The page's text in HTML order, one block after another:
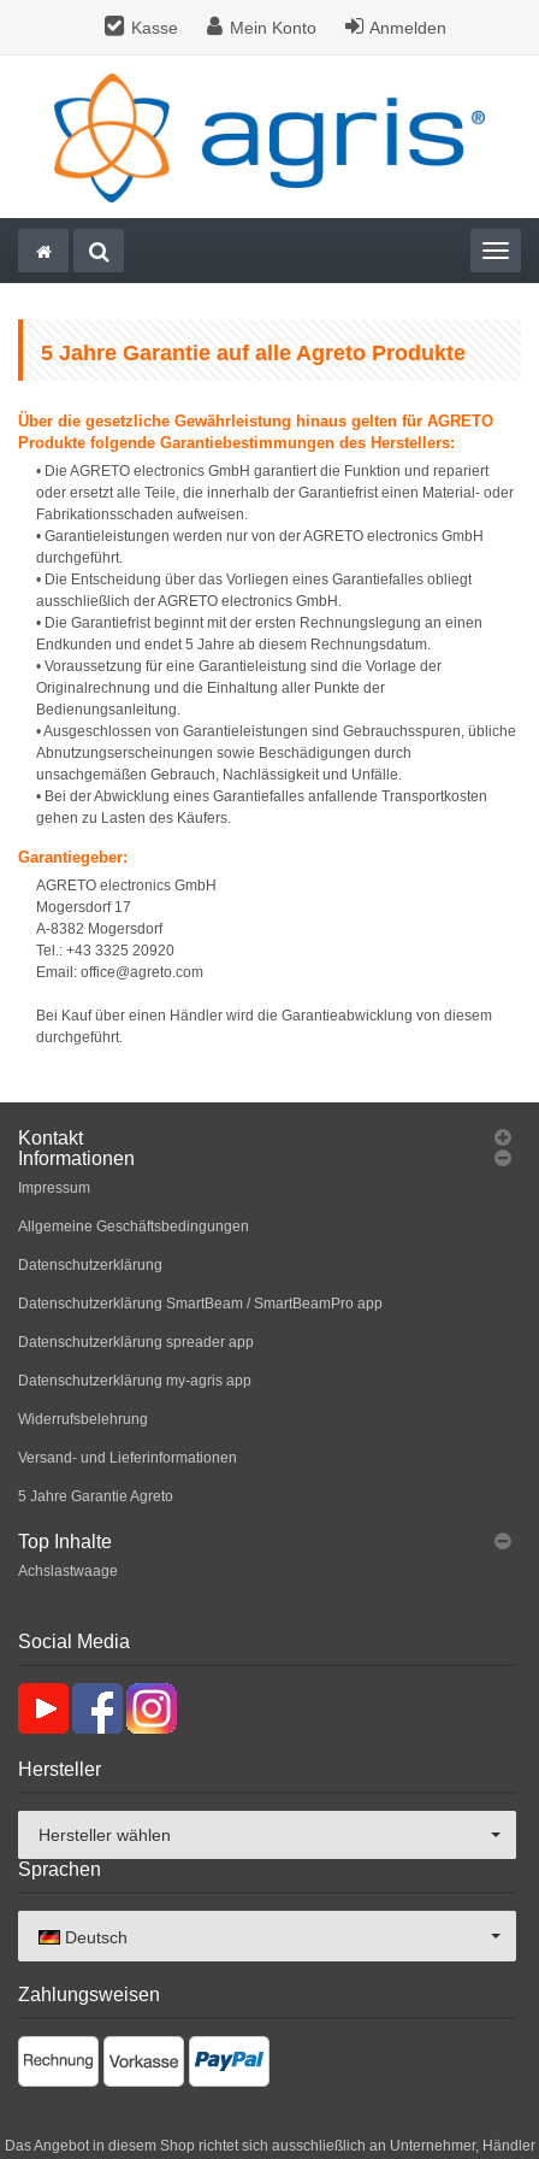
Kasse Mein Konto Anmelden
5 Jahre Garantie auf alle Agreto Produkte
Über die gesetzliche Gewährleistung hinaus gelten für AGRETO
Produkte folgende Garantiebestimmungen des Herstellers:
• Die AGRETO electronics GmbH garantiert die Funktion und repariert
oder ersetzt alle Teile, die innerhalb der Garantiefrist einen Material- oder
Fabrikationsschaden aufweisen.
• Garantieleistungen werden nur von der AGRETO electronics GmbH
durchgeführt.
• Die Entscheidung über das Vorliegen eines Garantiefalles obliegt
ausschließlich der AGRETO electronics GmbH.
• Die Garantiefrist beginnt mit der ersten Rechnungslegung an einen
Endkunden und endet 5 Jahre ab diesem Rechnungsdatum.
• Voraussetzung für eine Garantieleistung sind die Vorlage der
Originalrechnung und die Einhaltung aller Punkte der
Bedienungsanleitung.
• Ausgeschlossen von Garantieleistungen sind Gebrauchsspuren, übliche
Abnutzungserscheinungen sowie Beschädigungen durch
unsachgemäßen Gebrauch, Nachlässigkeit und Unfälle.
• Bei der Abwicklung eines Garantiefalles anfallende Transportkosten
gehen zu Lasten des Käufers.
Garantiegeber:
AGRETO electronics GmbH
Mogersdorf 17
A-8382 Mogersdorf
Tel.: +43 3325 20920
Email: office@agreto.com
Bei Kauf über einen Händler wird die Garantieabwicklung von diesem
durchgeführt.
Kontakt
Informationen
Impressum
Allgemeine Geschäftsbedingungen
Datenschutzerklärung
Datenschutzerklärung SmartBeam / SmartBeamPro app
Datenschutzerklärung spreader app
Datenschutzerklärung my-agris app
Widerrufsbelehrung
Versand- und Lieferinformationen
5 Jahre Garantie Agreto
Top Inhalte
Achslastwaage
Social Media
Hersteller
Hersteller wählen
Sprachen
Deutsch
Zahlungsweisen
Das Angebot in diesem Shop richtet sich ausschließlich an Unternehmer, Händler